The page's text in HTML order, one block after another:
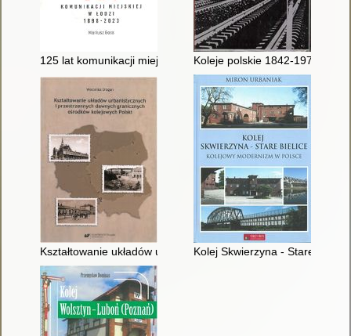
125 lat komunikacji miejskiej w Łodzi : 1898-2023
Koleje polskie 1842-1972
Kształtowanie układów urbanistycznych i przestrzennych
Kolej Skwierzyna - Stare